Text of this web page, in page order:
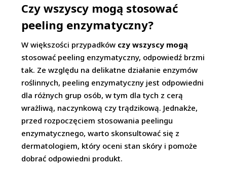
Czy wszyscy mogą stosować
peeling enzymatyczny?
W większości przypadków czy wszyscy mogą
stosować peeling enzymatyczny, odpowiedź brzmi
tak. Ze względu na delikatne działanie enzymów
roślinnych, peeling enzymatyczny jest odpowiedni
dla różnych grup osób, w tym dla tych z cerą
wrażliwą, naczynkową czy trądzikową. Jednakże,
przed rozpoczęciem stosowania peelingu
enzymatycznego, warto skonsultować się z
dermatologiem, który oceni stan skóry i pomoże
dobrać odpowiedni produkt.